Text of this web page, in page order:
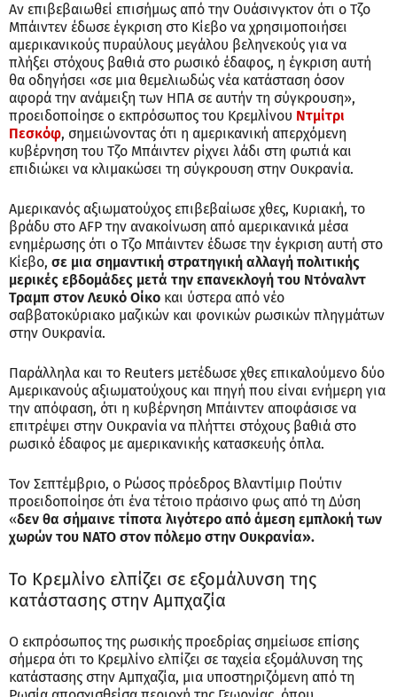
Αν επιβεβαιωθεί επισήμως από την Ουάσινγκτον ότι ο Τζο
Μπάιντεν έδωσε έγκριση στο Κίεβο να χρησιμοποιήσει
αμερικανικούς πυραύλους μεγάλου βεληνεκούς για να
πλήξει στόχους βαθιά στο ρωσικό έδαφος, η έγκριση αυτή
θα οδηγήσει «σε μια θεμελιωδώς νέα κατάσταση όσον
αφορά την ανάμειξη των ΗΠΑ σε αυτήν τη σύγκρουση»,
προειδοποίησε ο εκπρόσωπος του Κρεμλίνου Ντμίτρι
Πεσκόφ, σημειώνοντας ότι η αμερικανική απερχόμενη
κυβέρνηση του Τζο Μπάιντεν ρίχνει λάδι στη φωτιά και
επιδιώκει να κλιμακώσει τη σύγκρουση στην Ουκρανία.
Αμερικανός αξιωματούχος επιβεβαίωσε χθες, Κυριακή, το
βράδυ στο AFP την ανακοίνωση από αμερικανικά μέσα
ενημέρωσης ότι ο Τζο Μπάιντεν έδωσε την έγκριση αυτή στο
Κίεβο, σε μια σημαντική στρατηγική αλλαγή πολιτικής
μερικές εβδομάδες μετά την επανεκλογή του Ντόναλντ
Τραμπ στον Λευκό Οίκο και ύστερα από νέο
σαββατοκύριακο μαζικών και φονικών ρωσικών πληγμάτων
στην Ουκρανία.
Παράλληλα και το Reuters μετέδωσε χθες επικαλούμενο δύο
Αμερικανούς αξιωματούχους και πηγή που είναι ενήμερη για
την απόφαση, ότι η κυβέρνηση Μπάιντεν αποφάσισε να
επιτρέψει στην Ουκρανία να πλήττει στόχους βαθιά στο
ρωσικό έδαφος με αμερικανικής κατασκευής όπλα.
Τον Σεπτέμβριο, ο Ρώσος πρόεδρος Βλαντίμιρ Πούτιν
προειδοποίησε ότι ένα τέτοιο πράσινο φως από τη Δύση
«δεν θα σήμαινε τίποτα λιγότερο από άμεση εμπλοκή των
χωρών του NATO στον πόλεμο στην Ουκρανία».
Το Κρεμλίνο ελπίζει σε εξομάλυνση της
κατάστασης στην Αμπχαζία
Ο εκπρόσωπος της ρωσικής προεδρίας σημείωσε επίσης
σήμερα ότι το Κρεμλίνο ελπίζει σε ταχεία εξομάλυνση της
κατάστασης στην Αμπχαζία, μια υποστηριζόμενη από τη